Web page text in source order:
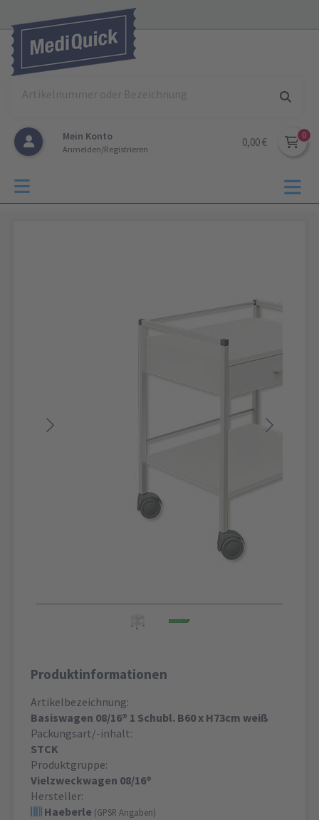
Mein Konto
Anmelden/Registrieren
0,00 €
Produktinformationen
Artikelbezeichnung:
Basiswagen 08/16® 1 Schubl. B60 x H73cm weiß
Packungsart/-inhalt:
STCK
Produktgruppe:
Vielzweckwagen 08/16®
Hersteller:
Haeberle (GPSR Angaben)